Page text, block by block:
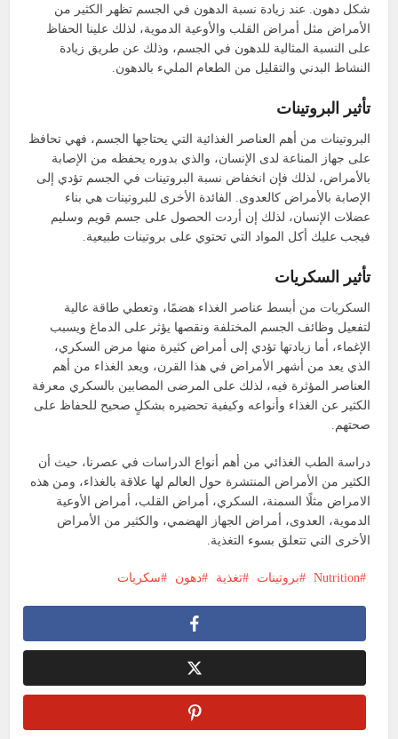
شكل دهون. عند زيادة نسبة الدهون في الجسم تظهر الكثير من
الأمراض مثل أمراض القلب والأوعية الدموية، لذلك علينا الحفاظ
على النسبة المثالية للدهون في الجسم، وذلك عن طريق زيادة
النشاط البدني والتقليل من الطعام المليء بالدهون.
تأثير البروتينات
البروتينات من أهم العناصر الغذائية التي يحتاجها الجسم، فهي تحافظ
على جهاز المناعة لدى الإنسان، والذي بدوره يحفظه من الإصابة
بالأمراض، لذلك فإن انخفاض نسبة البروتينات في الجسم تؤدي إلى
الإصابة بالأمراض كالعدوى. الفائدة الأخرى للبروتينات هي بناء
عضلات الإنسان، لذلك إن أردت الحصول على جسم قويم وسليم
فيجب عليك أكل المواد التي تحتوي على بروتينات طبيعية.
تأثير السكريات
السكريات من أبسط عناصر الغذاء هضمًا، وتعطي طاقة عالية
لتفعيل وظائف الجسم المختلفة ونقصها يؤثر على الدماغ ويسبب
الإغماء، أما زيادتها تؤدي إلى أمراض كثيرة منها مرض السكري،
الذي يعد من أشهر الأمراض في هذا القرن، ويعد الغذاء من أهم
العناصر المؤثرة فيه، لذلك على المرضى المصابين بالسكري معرفة
الكثير عن الغذاء وأنواعه وكيفية تحضيره بشكلٍ صحيح للحفاظ على
صحتهم.
دراسة الطب الغذائي من أهم أنواع الدراسات في عصرنا، حيث أن
الكثير من الأمراض المنتشرة حول العالم لها علاقة بالغذاء، ومن هذه
الامراض مثلًا السمنة، السكري، أمراض القلب، أمراض الأوعية
الدموية، العدوى، أمراض الجهاز الهضمي، والكثير من الأمراض
الأخرى التي تتعلق بسوء التغذية.
Nutrition بروتينات تغذية دهون سكريات